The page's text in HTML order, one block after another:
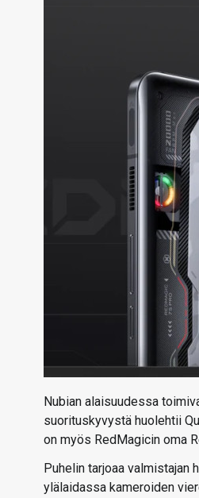
Nubian alaisuudessa
suorituskyvystä huolehtii
on myös RedMagicin oma
Puhelin tarjoaa valmistajan
ylälaidassa kameroiden